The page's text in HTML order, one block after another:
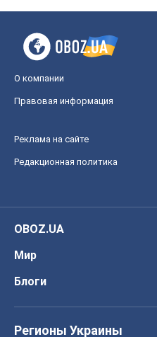
О компании
Правовая информация
Реклама на сайте
Редакционная политика
OBOZ.UA
Мир
Блоги
Регионы Украины